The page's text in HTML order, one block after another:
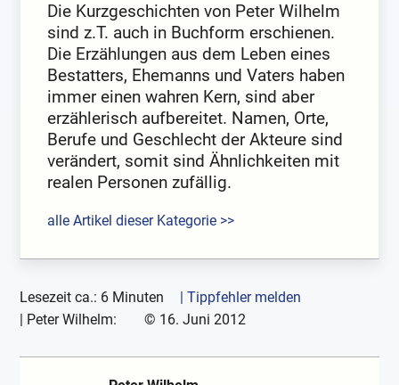
Die Kurzgeschichten von Peter Wilhelm
sind z.T. auch in Buchform erschienen.
Die Erzählungen aus dem Leben eines
Bestatters, Ehemanns und Vaters haben
immer einen wahren Kern, sind aber
erzählerisch aufbereitet. Namen, Orte,
Berufe und Geschlecht der Akteure sind
verändert, somit sind Ähnlichkeiten mit
realen Personen zufällig.
alle Artikel dieser Kategorie >>
Lesezeit ca.: 6 Minuten
| Tippfehler melden
Peter Wilhelm: © 16. Juni 2012